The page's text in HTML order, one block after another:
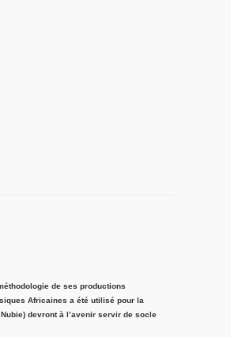
de ses productions
Africaines a été utilisé pour la
devront à l’avenir servir de socle